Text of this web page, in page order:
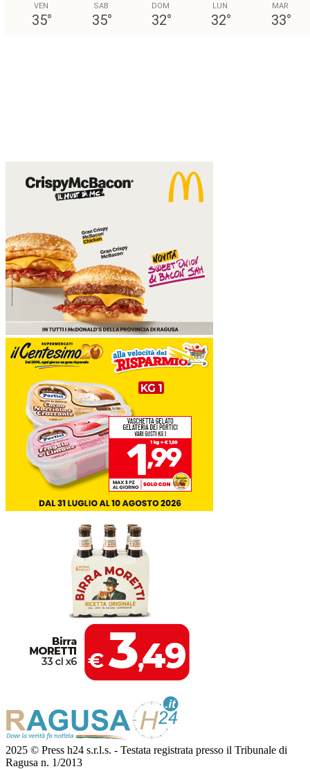
VEN
35°
SAB
35°
DOM
32°
LUN
32°
MAR
33°
2025 © Press h24 s.r.l.s. - Testata registrata presso il Tribunale di
Ragusa n. 1/2013